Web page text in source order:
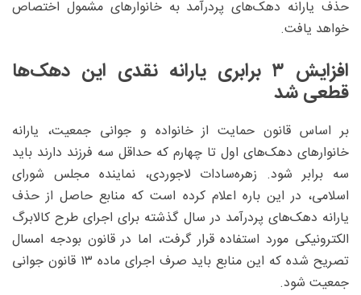
حذف یارانه دهک‌های پردرآمد به خانوارهای مشمول اختصاص
خواهد یافت.
افزایش ۳ برابری یارانه نقدی این دهک‌ها
قطعی شد
بر اساس قانون حمایت از خانواده و جوانی جمعیت، یارانه
خانوارهای دهک‌های اول تا چهارم که حداقل سه فرزند دارند باید
سه برابر شود. زهره‌سادات لاجوردی، نماینده مجلس شورای
اسلامی، در این باره اعلام کرده است که منابع حاصل از حذف
یارانه دهک‌های پردرآمد در سال گذشته برای اجرای طرح کالابرگ
الکترونیکی مورد استفاده قرار گرفت، اما در قانون بودجه امسال
تصریح شده که این منابع باید صرف اجرای ماده ۱۳ قانون جوانی
جمعیت شود.